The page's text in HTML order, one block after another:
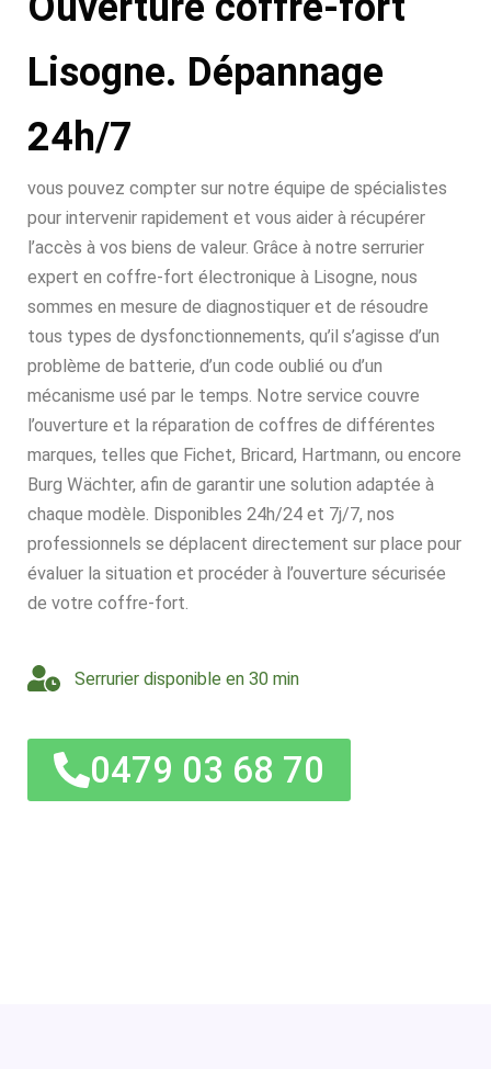
Lisogne. Dépannage
24h/7
vous pouvez compter sur notre équipe de spécialistes
pour intervenir rapidement et vous aider à récupérer
l’accès à vos biens de valeur. Grâce à notre serrurier
expert en coffre-fort électronique à Lisogne, nous
sommes en mesure de diagnostiquer et de résoudre
tous types de dysfonctionnements, qu’il s’agisse d’un
problème de batterie, d’un code oublié ou d’un
mécanisme usé par le temps. Notre service couvre
l’ouverture et la réparation de coffres de différentes
marques, telles que Fichet, Bricard, Hartmann, ou encore
Burg Wächter, afin de garantir une solution adaptée à
chaque modèle. Disponibles 24h/24 et 7j/7, nos
professionnels se déplacent directement sur place pour
évaluer la situation et procéder à l’ouverture sécurisée
de votre coffre-fort.
Serrurier disponible en 30 min
0479 03 68 70